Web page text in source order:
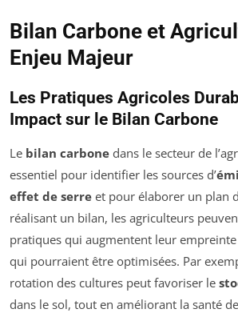
Bilan Carbone et
Enjeu Majeur
Les Pratiques Agricoles
Impact sur le Bilan Carbone
Le bilan carbone dans le secteur de
essentiel pour identifier les sources d’
effet de serre et pour élaborer un plan
réalisant un bilan, les agriculteurs
pratiques qui augmentent leur
qui pourraient être optimisées. Par
rotation des cultures peut favoriser le
dans le sol, tout en améliorant la santé